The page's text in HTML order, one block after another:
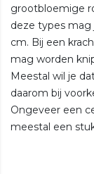
grootbloemige
deze types
cm. Bij een
mag worden
Meestal wil je
daarom bij
Ongeveer een
meestal een